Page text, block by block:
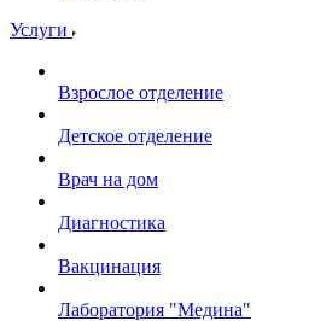
Услуги
Взрослое отделение
Детское отделение
Врач на дом
Диагностика
Вакцинация
Лаборатория "Медина"